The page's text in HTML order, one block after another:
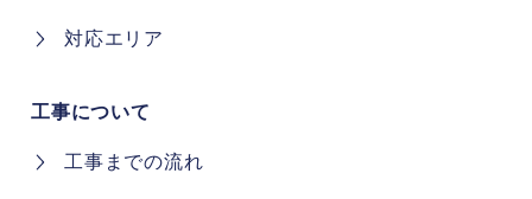
対応エリア
工事までの流れ
工事について